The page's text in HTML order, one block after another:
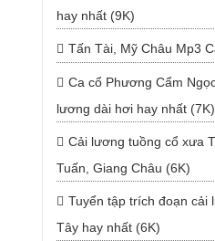
hay nhất (9K)
Tấn Tài, Mỹ Châu Mp3
Ca cổ Phương Cẩm
lương dài hơi hay nhất (7K)
Cải lương tuồng cổ xưa
Tuấn, Giang Châu (6K)
Tuyển tập trích đoạn cải
Tây hay nhất (6K)